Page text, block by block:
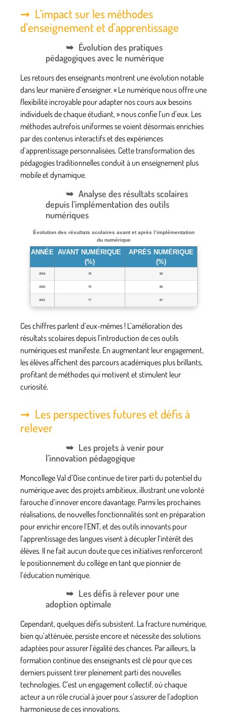
L’impact sur les méthodes
d’enseignement et d’apprentissage
Évolution des pratiques
pédagogiques avec le numérique
Les retours des enseignants montrent une évolution notable
dans leur manière d’enseigner. « Le numérique nous offre une
flexibilité incroyable pour adapter nos cours aux besoins
individuels de chaque étudiant, » nous confie l’un d’eux. Les
méthodes autrefois uniformes se voient désormais enrichies
par des contenus interactifs et des expériences
d’apprentissage personnalisées. Cette transformation des
pédagogies traditionnelles conduit à un enseignement plus
mobile et dynamique.
Analyse des résultats scolaires
depuis l’implémentation des outils
numériques
Évolution des résultats scolaires avant et après l’implémentation
du numérique
ANNÉE AVANT NUMÉRIQUE
(%)
APRÈS NUMÉRIQUE
(%)
2019 78 82
2020 75 85
2021 77 87
Ces chiffres parlent d’eux-mêmes ! L’amélioration des
résultats scolaires depuis l’introduction de ces outils
numériques est manifeste. En augmentant leur engagement,
les élèves affichent des parcours académiques plus brillants,
profitant de méthodes qui motivent et stimulent leur
curiosité.
Les perspectives futures et défis à
relever
Les projets à venir pour
l’innovation pédagogique
Moncollege Val d’Oise continue de tirer parti du potentiel du
numérique avec des projets ambitieux, illustrant une volonté
farouche d’innover encore davantage. Parmi les prochaines
réalisations, de nouvelles fonctionnalités sont en préparation
pour enrichir encore l’ENT, et des outils innovants pour
l’apprentissage des langues visent à décupler l’intérêt des
élèves. Il ne fait aucun doute que ces initiatives renforceront
le positionnement du collège en tant que pionnier de
l’éducation numérique.
Les défis à relever pour une
adoption optimale
Cependant, quelques défis subsistent. La fracture numérique,
bien qu’atténuée, persiste encore et nécessite des solutions
adaptées pour assurer l’égalité des chances. Par ailleurs, la
formation continue des enseignants est clé pour que ces
derniers puissent tirer pleinement parti des nouvelles
technologies. C’est un engagement collectif, où chaque
acteur a un rôle crucial à jouer pour s’assurer de l’adoption
harmonieuse de ces innovations.